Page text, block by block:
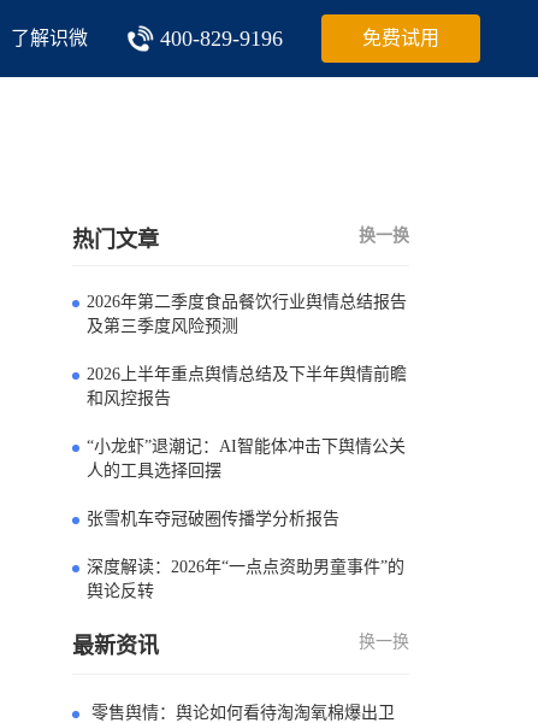
了解识微 400-829-9196 免费试用
热门文章 换一换
2026年第二季度食品餐饮行业舆情总结报告
及第三季度风险预测
2026上半年重点舆情总结及下半年舆情前瞻
和风控报告
“小龙虾”退潮记：AI智能体冲击下舆情公关
人的工具选择回摆
张雪机车夺冠破圈传播学分析报告
深度解读：2026年“一点点资助男童事件”的
舆论反转
最新资讯 换一换
零售舆情：舆论如何看待淘淘氧棉爆出卫